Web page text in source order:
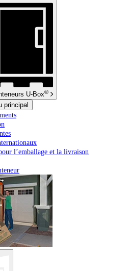
U-Box®
principal
l’emballage et la livraison